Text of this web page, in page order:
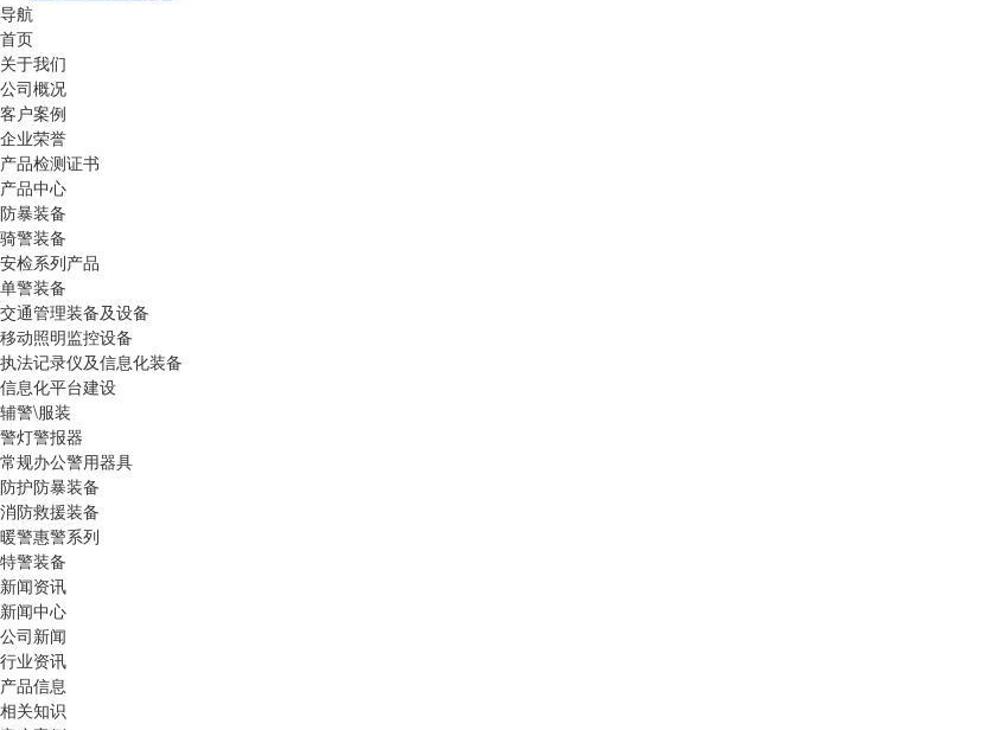
导航
首页
关于我们
公司概况
客户案例
企业荣誉
产品检测证书
产品中心
防暴装备
骑警装备
安检系列产品
单警装备
交通管理装备及设备
移动照明监控设备
执法记录仪及信息化装备
信息化平台建设
辅警\服装
警灯警报器
常规办公警用器具
防护防暴装备
消防救援装备
暖警惠警系列
特警装备
新闻资讯
新闻中心
公司新闻
行业资讯
产品信息
相关知识